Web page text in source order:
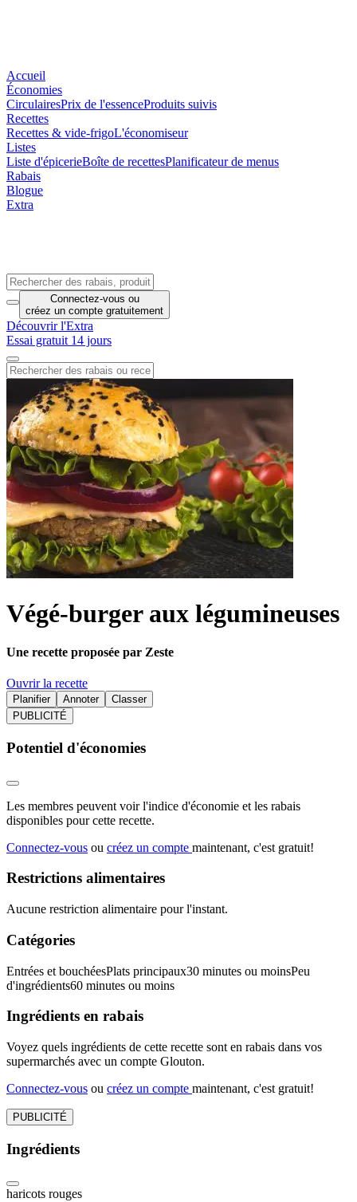
Accueil
Économies
CirculairesPrix de l'essenceProduits suivis
Recettes
Recettes & vide-frigoL'économiseur
Listes
Liste d'épicerieBoîte de recettesPlanificateur de menus
Rabais
Blogue
Extra
Connectez-vous ou
créez un compte gratuitement
Découvrir l'Extra
Essai gratuit 14 jours
Végé-burger aux légumineuses
Une recette proposée par Zeste
Ouvrir la recette
Planifier Annoter
Classer
PUBLICITÉ
Potentiel d'économies
Les membres peuvent voir l'indice d'économie et les rabais
disponibles pour cette recette.
Connectez-vous ou créez un compte maintenant, c'est gratuit!
Restrictions alimentaires
Aucune restriction alimentaire pour l'instant.
Catégories
Entrées et bouchéesPlats principaux30 minutes ou moinsPeu
d'ingrédients60 minutes ou moins
Ingrédients en rabais
Voyez quels ingrédients de cette recette sont en rabais dans vos
supermarchés avec un compte Glouton.
Connectez-vous ou créez un compte maintenant, c'est gratuit!
PUBLICITÉ
Ingrédients
haricots rouges